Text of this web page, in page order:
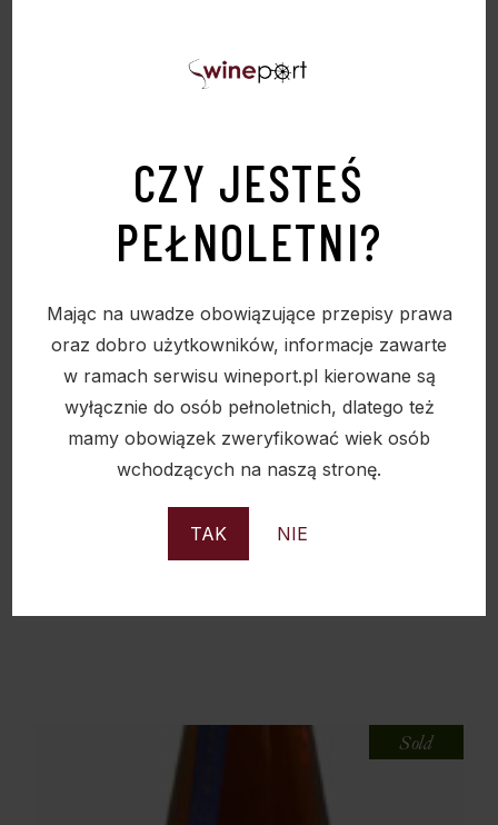
CZY JESTEŚ
PEŁNOLETNI?
Mając na uwadze obowiązujące przepisy prawa
oraz dobro użytkowników, informacje zawarte
w ramach serwisu wineport.pl kierowane są
wyłącznie do osób pełnoletnich, dlatego też
mamy obowiązek zweryfikować wiek osób
wchodzących na naszą stronę.
TAK NIE
BRANDY BRIGADIER 38% 1L
Sold